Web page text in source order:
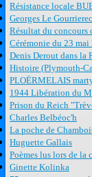
Résistance locale
Georges Le Gourrierec
Résultat du
Cérémonie du 23
Denis Derout dans la
Histoire (Plymouth-
PLOËRMELAIS
1944 Libération du
Prison du Reich
Charles Belbéoc'h
La poche de
Huguette Gallais
Poèmes lus lors de la
Ginette Kolinka